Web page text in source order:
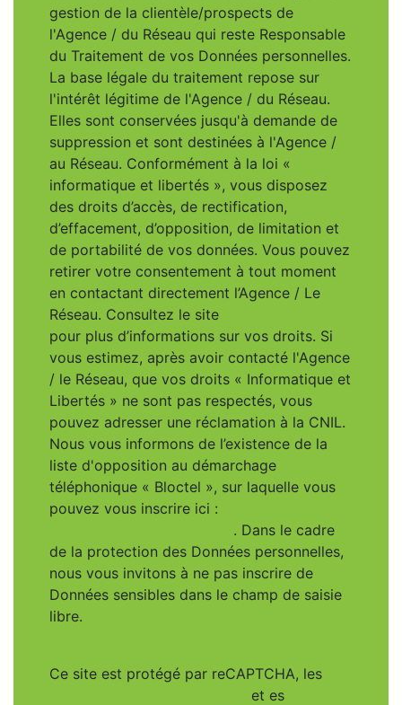
gestion de la clientèle/prospects de
l'Agence / du Réseau qui reste Responsable
du Traitement de vos Données personnelles.
La base légale du traitement repose sur
l'intérêt légitime de l'Agence / du Réseau.
Elles sont conservées jusqu'à demande de
suppression et sont destinées à l'Agence /
au Réseau. Conformément à la loi «
informatique et libertés », vous disposez
des droits d’accès, de rectification,
d’effacement, d’opposition, de limitation et
de portabilité de vos données. Vous pouvez
retirer votre consentement à tout moment
en contactant directement l’Agence / Le
Réseau. Consultez le site
pour plus d’informations sur vos droits. Si
vous estimez, après avoir contacté l'Agence
/ le Réseau, que vos droits « Informatique et
Libertés » ne sont pas respectés, vous
pouvez adresser une réclamation à la CNIL.
Nous vous informons de l’existence de la
liste d'opposition au démarchage
téléphonique « Bloctel », sur laquelle vous
pouvez vous inscrire ici :
. Dans le cadre
de la protection des Données personnelles,
nous vous invitons à ne pas inscrire de
Données sensibles dans le champ de saisie
libre.
Ce site est protégé par reCAPTCHA, les
et es